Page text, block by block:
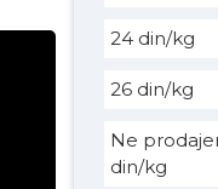
24 din/kg
26 din/kg
Ne
din/kg